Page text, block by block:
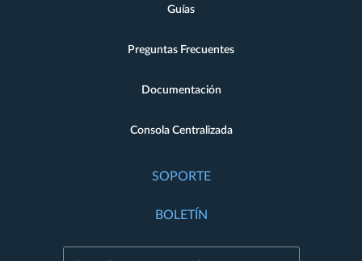
Guías
Preguntas Frecuentes
Documentación
Consola Centralizada
SOPORTE
BOLETÍN